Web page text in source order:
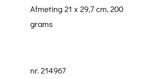
Afmeting 21 x 29,7 cm, 200
grams
nr. 214967